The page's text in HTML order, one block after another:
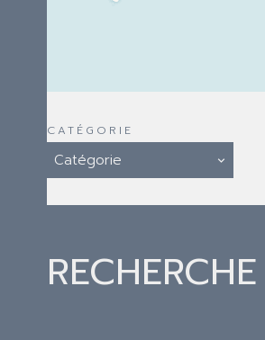
CATÉGORIE
Catégorie
RECHERCHE